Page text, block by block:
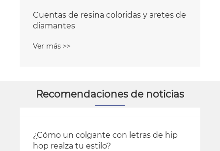
Cuentas de resina coloridas y aretes de
diamantes
Ver más >>
Recomendaciones de noticias